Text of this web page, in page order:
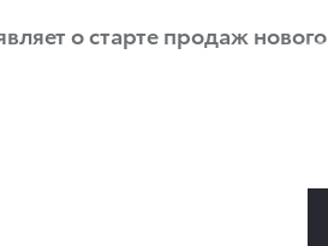
о старте продаж нового